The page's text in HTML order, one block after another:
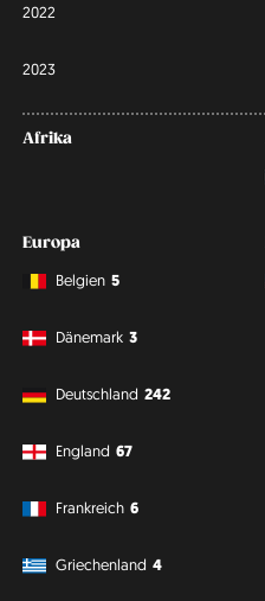
2022
2023
Afrika
Europa
Belgien 5
Dänemark 3
Deutschland 242
England 67
Frankreich 6
Griechenland 4